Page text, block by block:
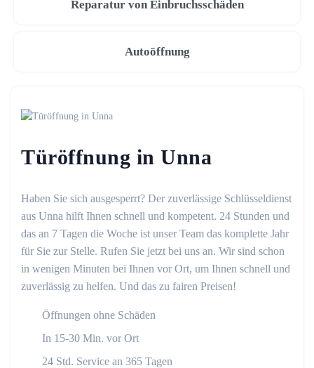
Reparatur von Einbruchsschäden
Autoöffnung
Türöffnung in Unna
Haben Sie sich ausgesperrt? Der zuverlässige Schlüsseldienst
aus Unna hilft Ihnen schnell und kompetent. 24 Stunden und
das an 7 Tagen die Woche ist unser Team das komplette Jahr
für Sie zur Stelle. Rufen Sie jetzt bei uns an. Wir sind schon
in wenigen Minuten bei Ihnen vor Ort, um Ihnen schnell und
zuverlässig zu helfen. Und das zu fairen Preisen!
Öffnungen ohne Schäden
In 15-30 Min. vor Ort
24 Std. Service an 365 Tagen